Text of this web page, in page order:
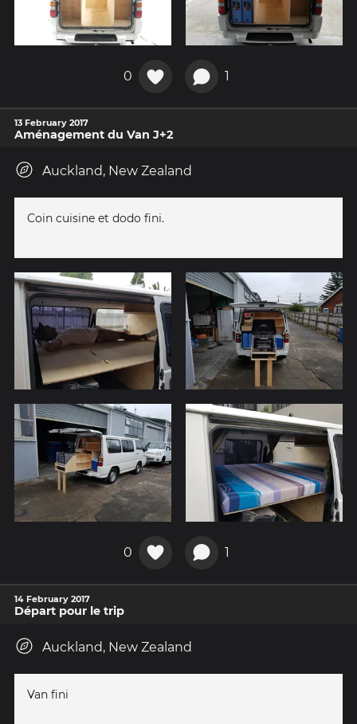
0 1
13 February 2017
Aménagement du Van J+2
Auckland, New Zealand
Coin cuisine et dodo fini.
0 1
14 February 2017
Départ pour le trip
Auckland, New Zealand
Van fini